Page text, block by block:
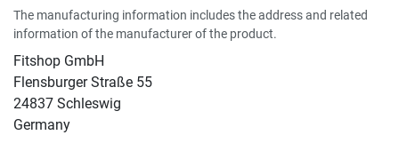
The manufacturing information includes the address and related
information of the manufacturer of the product.
Fitshop GmbH
Flensburger Straße 55
24837 Schleswig
Germany